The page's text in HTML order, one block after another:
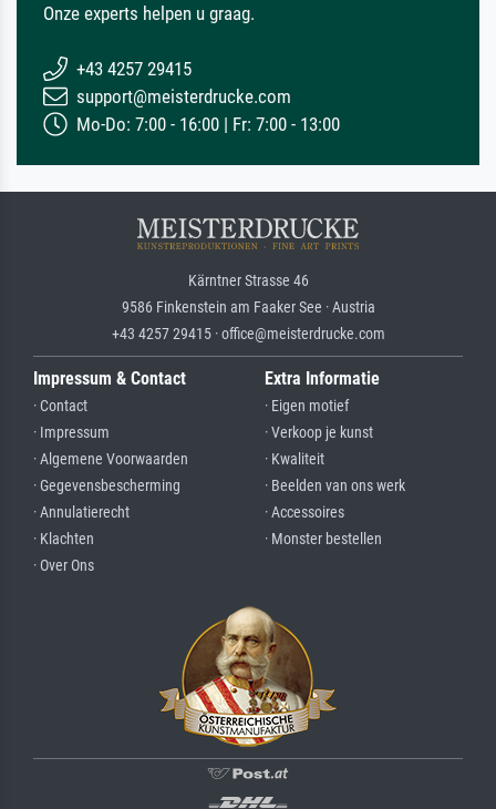
Onze experts helpen u graag.
+43 4257 29415
support@meisterdrucke.com
Mo-Do: 7:00 - 16:00 | Fr: 7:00 - 13:00
Kärntner Strasse 46
9586 Finkenstein am Faaker See · Austria
+43 4257 29415 · office@meisterdrucke.com
Impressum & Contact
· Contact
· Impressum
· Algemene Voorwaarden
· Gegevensbescherming
· Annulatierecht
· Klachten
· Over Ons
Extra Informatie
· Eigen motief
· Verkoop je kunst
· Kwaliteit
· Beelden van ons werk
· Accessoires
· Monster bestellen